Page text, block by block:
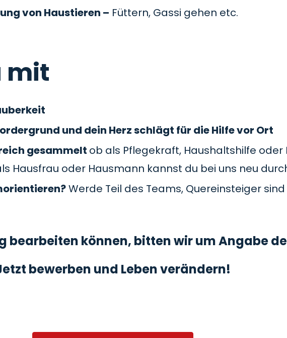
von Haustieren – Füttern, Gassi gehen etc.
mit
und dein Herz schlägt für die Hilfe vor Ort
gesammelt ob als Pflegekraft, Haushaltshilfe
Hausfrau oder Hausmann kannst du bei uns neu
Werde Teil des Teams, Quereinsteiger
bearbeiten können, bitten wir um Angabe
bewerben und Leben verändern!